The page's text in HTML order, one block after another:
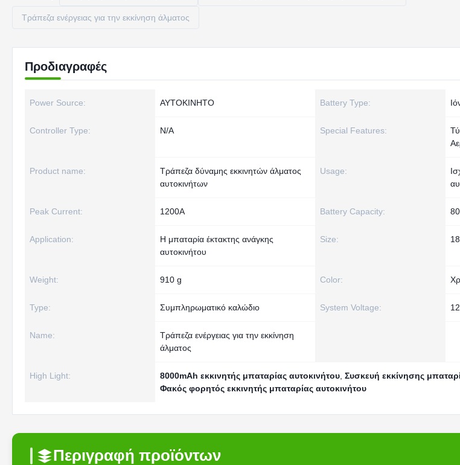
Τράπεζα ενέργειας για την εκκίνηση άλματος
Προδιαγραφές
Power Source: ΑΥΤΟΚΙΝΗΤΟ Battery Type:
Controller Type: N/A Special Features:
Product name:
Τράπεζα δύναμης εκκινητών άλματος
αυτοκινήτων
Usage:
Peak Current: 1200A Battery Capacity:
Application:
Η μπαταρία έκτακτης ανάγκης
αυτοκινήτου
Size:
Weight: 910 g Color:
Type: Συμπληρωματικό καλώδιο System Voltage:
Name:
Τράπεζα ενέργειας για την εκκίνηση
άλματος
High Light: 8000mAh εκκινητής μπαταρίας αυτοκινήτου Συσκευή εκκίνησης
Φακός φορητός εκκινητής μπαταρίας αυτοκινήτου
Περιγραφή προϊόντων